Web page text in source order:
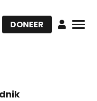
DONEER